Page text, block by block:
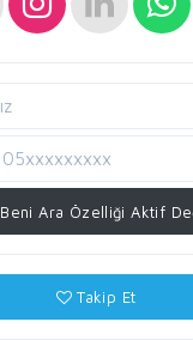
Beni Ara Özelliği Aktif
Takip Et